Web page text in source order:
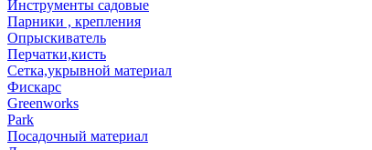
Инструменты садовые
Парники , крепления
Опрыскиватель
Перчатки,кисть
Сетка,укрывной материал
Фискарс
Greenworks
Park
Посадочный материал